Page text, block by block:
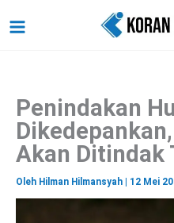
ke
Penindakan
Akan Ditindak
Oleh Hilman Hilmansyah 12 Mei
a